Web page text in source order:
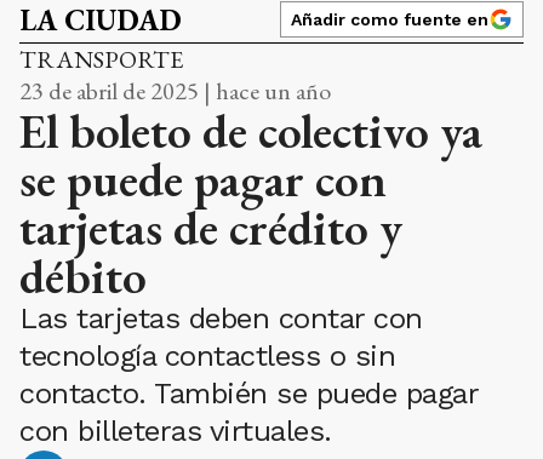
LA CIUDAD Añadir como fuente en
TRANSPORTE
23 de abril de 2025 | hace un año
El boleto de colectivo ya
se puede pagar con
tarjetas de crédito y
débito
Las tarjetas deben contar con
tecnología contactless o sin
contacto. También se puede pagar
con billeteras virtuales.